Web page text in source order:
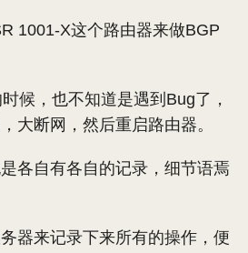
1001-X这个路由器来做BGP
候，也不知道是遇到Bug了，
大断网，然后重启路由器。
各自有各自的记录，细节语焉
器来记录下来所有的操作，便